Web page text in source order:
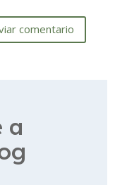
comentario
a